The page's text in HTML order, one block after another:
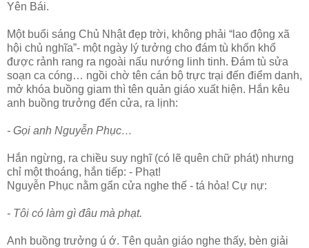
Yên Bái.
Một buổi sáng Chủ Nhật đẹp trời, không phải “lao động xã
hội chủ nghĩa”- một ngày lý tưởng cho đám tù khốn khổ
được rảnh rang ra ngoài nấu nướng linh tinh. Đám tù sửa
soạn ca cóng… ngồi chờ tên cán bộ trực trại đến điểm danh,
mở khóa buồng giam thì tên quản giáo xuất hiện. Hắn kêu
anh buồng trưởng đến cửa, ra lịnh:
- Gọi anh Nguyễn Phục…
Hắn ngừng, ra chiều suy nghĩ (có lẽ quên chữ phát) nhưng
chỉ một thoáng, hắn tiếp: - Phạt!
Nguyễn Phục nằm gẩn cửa nghe thế - tá hỏa! Cự nự:
- Tôi có làm gì đâu mà phạt.
Anh buồng trưởng ú ớ. Tên quản giáo nghe thấy, bèn giải